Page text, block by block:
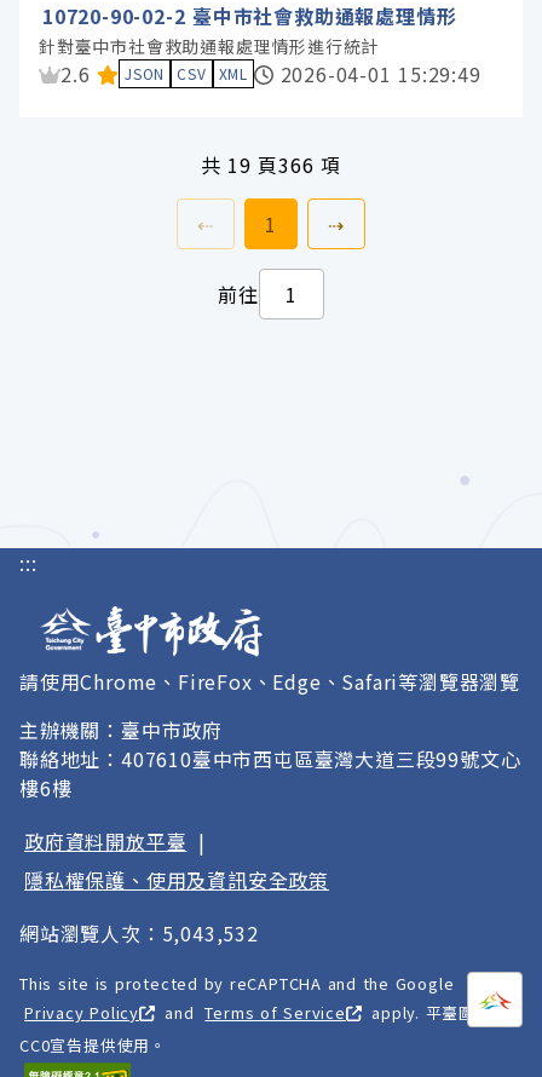
10720-90-02-2 臺中市社會救助通報處理情形
針對臺中市社會救助通報處理情形進行統計
資料集評分：
2.6 JSON CSV XML 2026-04-01 15:29:49
共 19 頁366 項
⇠ 上一頁前往
1 ⇢下一頁
前往
打開
:::
請使用Chrome、FireFox、Edge、Safari等瀏覽器瀏覽
主辦機關：臺中市政府
聯絡地址：407610臺中市西屯區臺灣大道三段99號文心
樓6樓
政府資料開放平臺 |
隱私權保護、使用及資訊安全政策
網站瀏覽人次：5,043,532
This site is protected by reCAPTCHA and the Google
Privacy Policy
and Terms of Service
apply. 平臺圖像以
CC0宣告提供使用。